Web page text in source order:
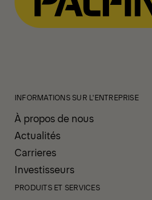
INFORMATIONS SUR L'ENTREPRISE
À propos de nous
Actualités
Carrieres
Investisseurs
PRODUITS ET SERVICES